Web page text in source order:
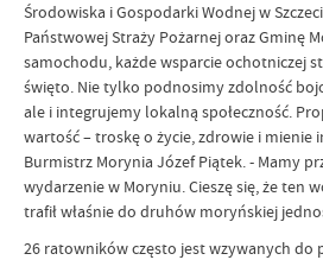
Środowiska i Gospodarki Wodnej w
Państwowej Straży Pożarnej oraz Gminę
samochodu, każde wsparcie ochotniczej
święto. Nie tylko podnosimy zdolność
ale i integrujemy lokalną społeczność.
wartość – troskę o życie, zdrowie i mienie
Burmistrz Morynia Józef Piątek. - Mamy
wydarzenie w Moryniu. Cieszę się, że ten
trafił właśnie do druhów moryńskiej
26 ratowników często jest wzywanych do